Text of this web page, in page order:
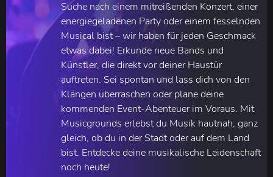
Suche nach einem mitreißenden Konzert, einer
energiegeladenen Party oder einem fesselnden
Musical bist – wir haben für jeden Geschmack
etwas dabei! Erkunde neue Bands und
Künstler, die direkt vor deiner Haustür
auftreten. Sei spontan und lass dich von den
Klängen überraschen oder plane deine
kommenden Event-Abenteuer im Voraus. Mit
Musicgrounds erlebst du Musik hautnah, ganz
gleich, ob du in der Stadt oder auf dem Land
bist. Entdecke deine musikalische Leidenschaft
noch heute!